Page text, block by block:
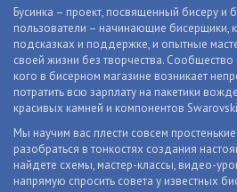
Бусинка – проект, посвященный бисеру
пользователи – начинающие бисерщики,
подсказках и поддержке, и опытные
своей жизни без творчества.
кого в бисерном магазине возникает
потратить всю зарплату на пакетики
красивых камней и компонентов
Мы научим вас плести совсем
разобраться в тонкостях создания
найдете схемы, мастер-классы, видео-
напрямую спросить совета у известных